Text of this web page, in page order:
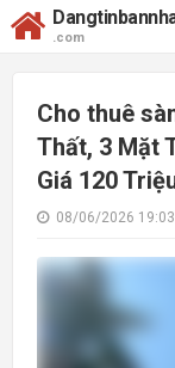
.com
Cho thuê
Thất, 3 Mặt
Giá 120
08/06/2026 19:03